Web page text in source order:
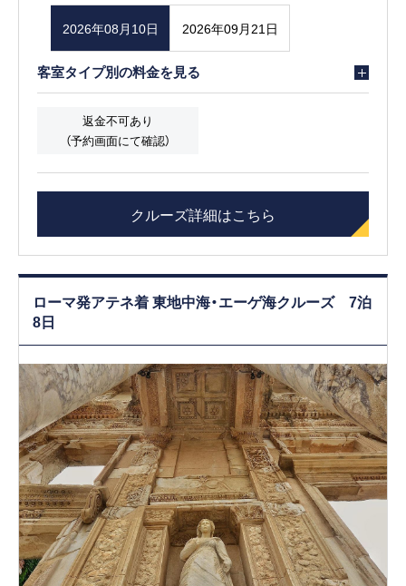
2026年08月10日 2026年09月21日
客室タイプ別の料金を見る
返金不可あり
（予約画面にて確認）
クルーズ詳細はこちら
ローマ発アテネ着 東地中海・エーゲ海クルーズ 7泊
8日